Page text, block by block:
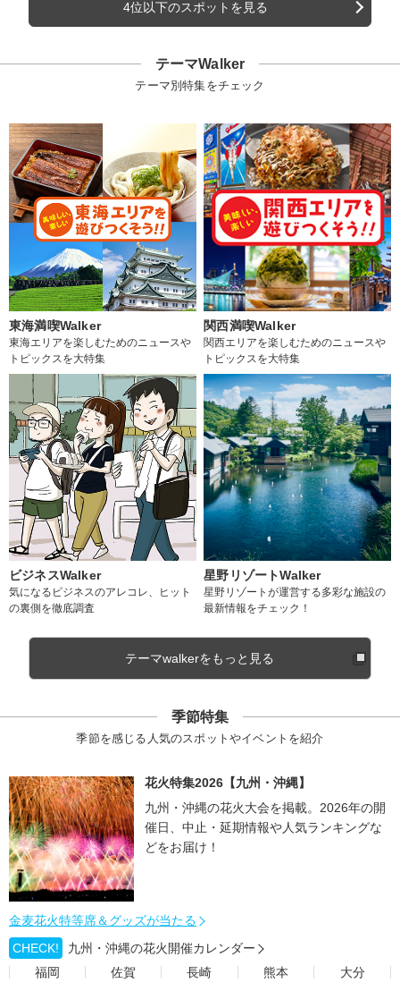
4位以下のスポットを見る
テーマWalker
テーマ別特集をチェック
東海満喫Walker
東海エリアを楽しむためのニュースや
トピックスを大特集
関西満喫Walker
関西エリアを楽しむためのニュースや
トピックスを大特集
ビジネスWalker
気になるビジネスのアレコレ、ヒット
の裏側を徹底調査
星野リゾートWalker
星野リゾートが運営する多彩な施設の
最新情報をチェック！
テーマwalkerをもっと見る
季節特集
季節を感じる人気のスポットやイベントを紹介
花火特集2026【九州・沖縄】
九州・沖縄の花火大会を掲載。2026年の開
催日、中止・延期情報や人気ランキングな
どをお届け！
金麦花火特等席＆グッズが当たる
CHECK!
九州・沖縄の花火開催カレンダー
福岡
佐賀 長崎 熊本
大分